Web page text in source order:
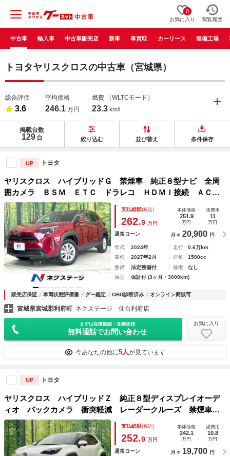
0
お気に入り 閲覧履歴
中古車 輸入車 中古車販売店 新車 車買取 カーリース 整備工場
トヨタヤリスクロスの中古車（宮城県）
総合評価
3.6
平均価格
246.1 万円
燃費 （WLTCモード）
23.3 km/l
掲載台数
129 台 絞り込む 並び替え 条件保存
UP トヨタ
ヤリスクロス ハイブリッドＧ 禁煙車 純正８型ナビ 全周
囲カメラ ＢＳＭ ＥＴＣ ドラレコ ＨＤＭＩ接続 ＡＣ１
００Ｖ 衝突軽減装置 レーダークルーズ Ｂｌｕｅｔｏｏｔ
ｈ フルセグ オートライト オートエアコン オートハイビ
ーム
支払総額(税込)
262.9 万円
本体価格
251.9
万円
諸費用
11
万円
通常ローン 月々 20,900 円
年式 2024年 走行
0.6万km
車検
2027年2月 排気
1500cc
整備
法定整備付 修復
なし
保証
保証付 (3ヶ月・3000km)
販売店保証 車両状態評価書 グー鑑定 OBD診断済み オンライン商談可
宮城県宮城郡利府町 ネクステージ 仙台利府店
まずは在庫確認・見積依頼
無料通話でお問い合わせ
お気に入り
今あなたの他に5人が見ています
UP トヨタ
ヤリスクロス ハイブリッドＺ 純正８型ディスプレイオーデ
ィオ バックカメラ 衝突軽減 レーダークルーズ 禁煙車
ハーフレザーシート パワーシート シートヒーター コーナ
ーセンサー ＬＥＤヘッド ＥＴＣ 純正１８インチアルミ
支払総額(税込)
252.9 万円
本体価格
242.1
万円
諸費用
10.8
万円
通常ローン 月々 19,700 円